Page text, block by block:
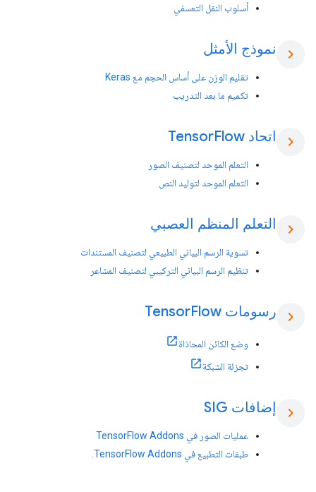
أسلوب النقل التعسفي
chevron_right نموذج الأمثل
تقليم الوزن على أساس الحجم مع Keras
تكميم ما بعد التدريب
chevron_right اتحاد Tensor Flow
التعلم الموحد لتصنيف الصور
التعلم الموحد لتوليد النص
chevron_right التعلم المنظم العصبي
تسوية الرسم البياني الطبيعي لتصنيف المستندات
تنظيم الرسم البياني التركيبي لتصنيف المشاعر
chevron_right رسومات Tensor Flow
وضع الكائن المحاذاة
تجزئة الشبكة
chevron_right إضافات SIG
عمليات الصور في TensorFlow Addons
طبقات التطبيع في TensorFlow Addons.